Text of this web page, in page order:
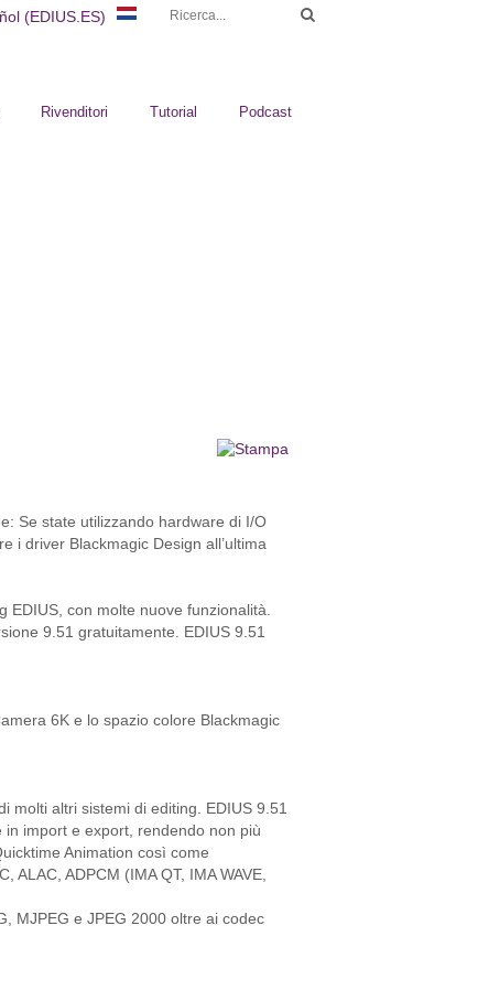
Rivenditori Tutorial Podcast
Se state utilizzando hardware di I/O
i driver Blackmagic Design all’ultima
EDIUS, con molte nuove funzionalità.
9.51 gratuitamente. EDIUS 9.51
6K e lo spazio colore Blackmagic
molti altri sistemi di editing. EDIUS 9.51
import e export, rendendo non più
Animation così come
ALAC, ADPCM (IMA QT, IMA WAVE,
MJPEG e JPEG 2000 oltre ai codec